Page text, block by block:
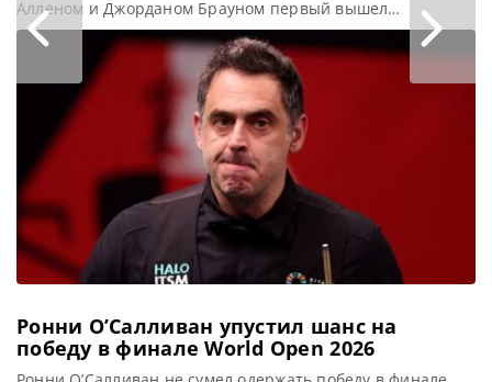
Алленом и Джорданом Брауном первый вышел
победителем, а Чжоу Юэлун воспользовался ошибкой
Тома Форда в решающем фрейме и пересек финишную
прямую в четвертьфинале на турнире Northern Ireland
Open 2025, сообщает WST В четвертьфинальном
поединке Northern Ireland Open Марк Аллен
продемонстрировал мастерство и выдержку,
Ронни О’Салливан упустил шанс на
победу в финале World Open 2026